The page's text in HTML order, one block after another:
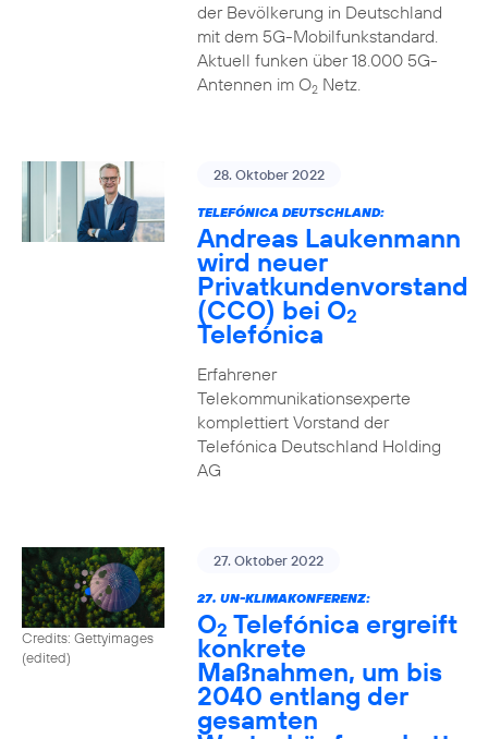
der Bevölkerung in Deutschland
mit dem 5G-Mobilfunkstandard.
Aktuell funken über 18.000 5G-
Antennen im O2Netz.
28. Oktober 2022
TELEFÓNICA DEUTSCHLAND:
Andreas Laukenmann
wird neuer
Privatkundenvorstand
(CCO) bei O2
Telefónica
Erfahrener
Telekommunikationsexperte
komplettiert Vorstand der
Telefónica Deutschland Holding
AG
Credits: Gettyimages
(edited)
27. Oktober 2022
27. UN-KLIMAKONFERENZ:
O2 Telefónica ergreift
konkrete
Maßnahmen, um bis
2040 entlang der
gesamten